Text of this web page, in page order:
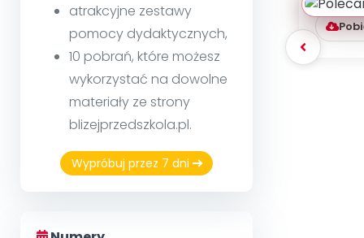
atrakcyjne zestawy
pomocy dydaktycznych,
10 pobrań, które możesz
wykorzystać na dowolne
materiały ze strony
blizejprzedszkola.pl.
Wypróbuj przez 7 dni